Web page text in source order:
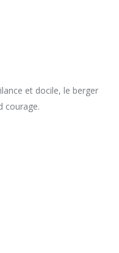
et docile, le berger
courage.